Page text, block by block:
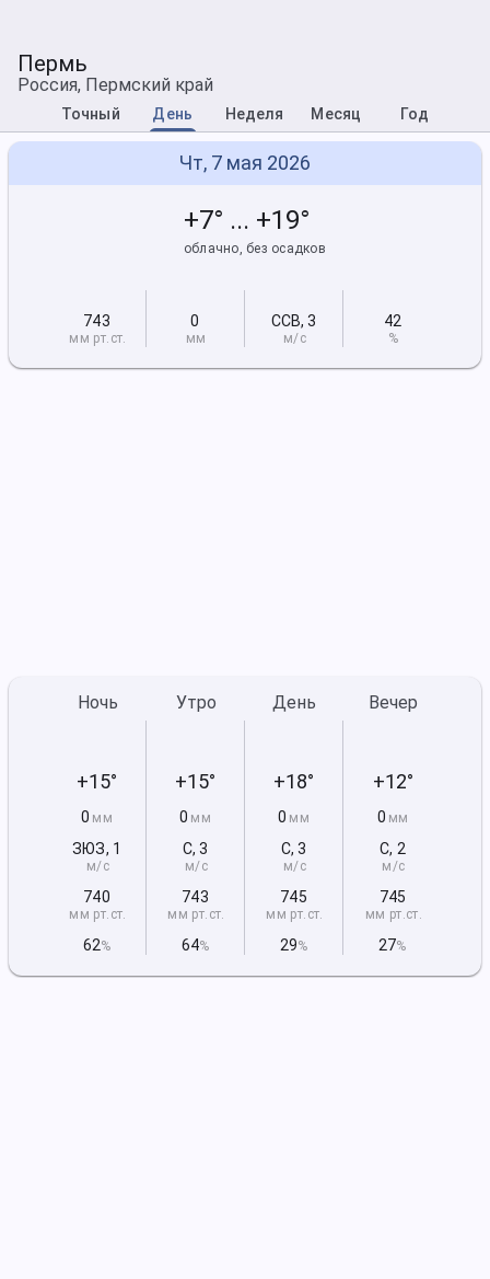
Пермь
Россия, Пермский край
Точный День Неделя Месяц Год
Чт, 7 мая 2026
+7° ... +19°
облачно, без осадков
743
мм рт.ст.
0
мм
ССВ,3
м/с
42
%
Ночь
+15°
0 мм
ЗЮЗ, 1
м/с
740
мм рт.ст.
62%
Утро
+15°
0 мм
С,3
м/с
743
мм рт.ст.
64%
День
+18°
0 мм
С,3
м/с
745
мм рт.ст.
29%
Вечер
+12°
0 мм
С, 2
м/с
745
мм рт.ст.
27%